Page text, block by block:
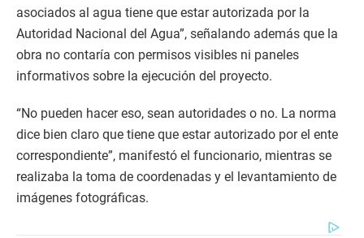
asociados al agua tiene que estar autorizada por la
Autoridad Nacional del Agua”, señalando además que la
obra no contaría con permisos visibles ni paneles
informativos sobre la ejecución del proyecto.
“No pueden hacer eso, sean autoridades o no. La norma
dice bien claro que tiene que estar autorizado por el ente
correspondiente”, manifestó el funcionario, mientras se
realizaba la toma de coordenadas y el levantamiento de
imágenes fotográficas.